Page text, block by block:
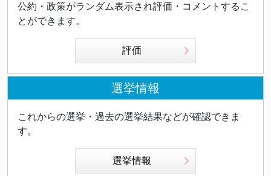
公約・政策がランダム表示され評価・コメントするこ
とができます。
評価
選挙情報
これからの選挙・過去の選挙結果などが確認できま
す。
選挙情報